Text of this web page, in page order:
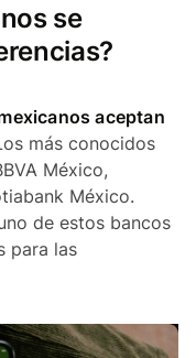
se
aceptan
más conocidos
México,
México.
de estos bancos
para las